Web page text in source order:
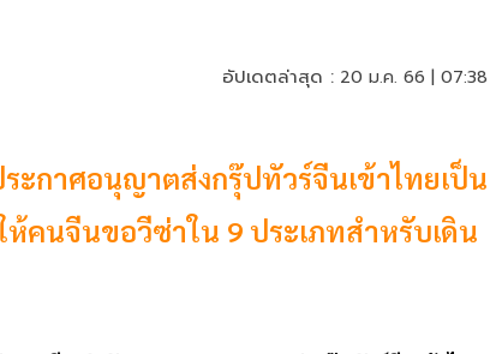
อัปเดตล่าสุด : 20 ม.ค. 66 |
ะกาศอนุญาตส่งกรุ๊ปทัวร์จีนเข้าไทยเป็น
คนจีนขอวีซ่าใน 9 ประเภทสำหรับเดิน